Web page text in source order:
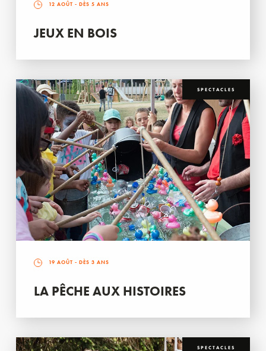
12 AOÛT - DÈS 5 ANS
JEUX EN BOIS
SPECTACLES
19 AOÛT - DÈS 3 ANS
LA PÊCHE AUX HISTOIRES
SPECTACLES